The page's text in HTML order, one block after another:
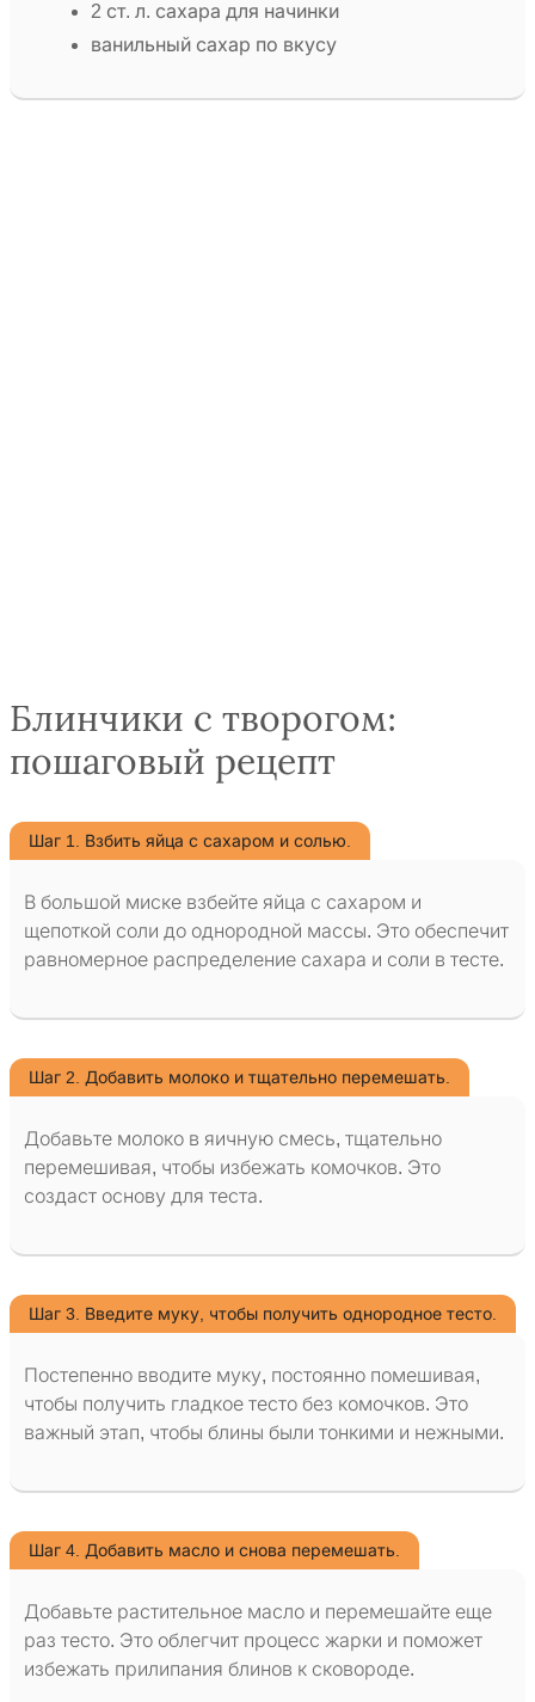
2 ст. л. сахара для начинки
ванильный сахар по вкусу
Блинчики с творогом:
пошаговый рецепт
Шаг 1. Взбить яйца с сахаром и солью.
В большой миске взбейте яйца с сахаром и
щепоткой соли до однородной массы. Это обеспечит
равномерное распределение сахара и соли в тесте.
Шаг 2. Добавить молоко и тщательно перемешать.
Добавьте молоко в яичную смесь, тщательно
перемешивая, чтобы избежать комочков. Это
создаст основу для теста.
Шаг 3. Введите муку, чтобы получить однородное тесто.
Постепенно вводите муку, постоянно помешивая,
чтобы получить гладкое тесто без комочков. Это
важный этап, чтобы блины были тонкими и нежными.
Шаг 4. Добавить масло и снова перемешать.
Добавьте растительное масло и перемешайте еще
раз тесто. Это облегчит процесс жарки и поможет
избежать прилипания блинов к сковороде.